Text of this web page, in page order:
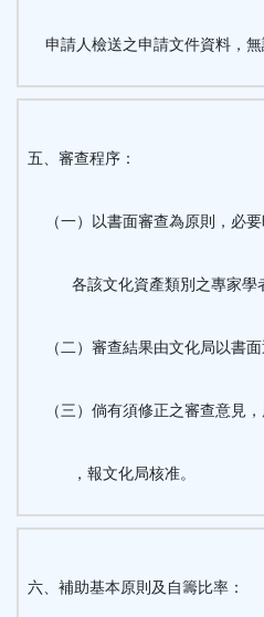
申請人檢送之申請文件資料，無
五、審查程序：
（一）以書面審查為原則，必
各該文化資產類別之專家學者
（二）審查結果由文化局以書面
（三）倘有須修正之審查意見
，報文化局核准。
六、補助基本原則及自籌比率：